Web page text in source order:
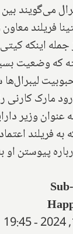
می‌گویند
فریلند
جمله اینکه
که وضعیت
مارک
عنوان وزیر
به فریلند
پیوستن